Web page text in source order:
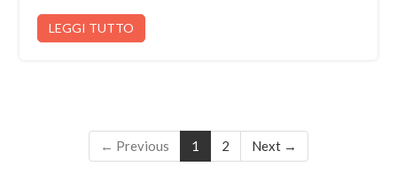
LEGGI TUTTO
← Previous 1 2 Next →